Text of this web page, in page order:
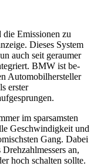
Emissionen zu
Dieses System
auch seit geraumer
BMW ist be-
Automobilhersteller
erster
im sparsamsten
Geschwindigkeit und
Gang. Dabei
an,
hoch schalten sollte.